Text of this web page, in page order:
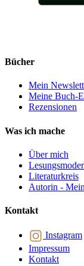
Bücher
Mein
Meine Buch-
Rezensionen
Was ich mache
Über mich
Literaturkreis
Autorin -
Kontakt
Instagram
Impressum
Kontakt